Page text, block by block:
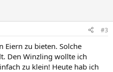
#3
Eiern zu bieten. Solche
Den Winzling wollte ich
zu klein! Heute hab ich